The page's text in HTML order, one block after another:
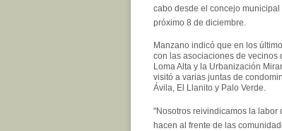
cabo desde el concejo
próximo 8 de diciembre.
Manzano indicó que en los
con las asociaciones de vecinos
Loma Alta y la Urbanización
visitó a varias juntas de
Ávila, El Llanito y Palo Verde.
"Nosotros reivindicamos la labor
hacen al frente de las